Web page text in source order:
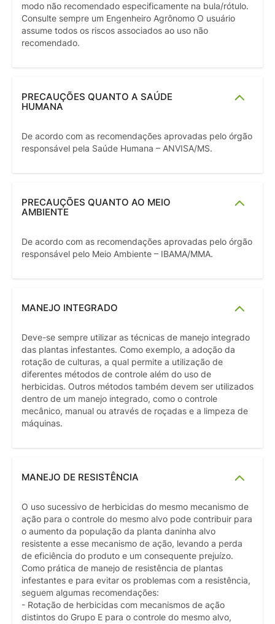
modo não recomendado especificamente na bula/rótulo.
Consulte sempre um Engenheiro Agrônomo O usuário
assume todos os riscos associados ao uso não
recomendado.
PRECAUÇÕES QUANTO A SAÚDE
HUMANA
De acordo com as recomendações aprovadas pelo órgão
responsável pela Saúde Humana – ANVISA/MS.
PRECAUÇÕES QUANTO AO MEIO
AMBIENTE
De acordo com as recomendações aprovadas pelo órgão
responsável pelo Meio Ambiente – IBAMA/MMA.
MANEJO INTEGRADO
Deve-se sempre utilizar as técnicas de manejo integrado
das plantas infestantes. Como exemplo, a adoção da
rotação de culturas, a qual permite a utilização de
diferentes métodos de controle além do uso de
herbicidas. Outros métodos também devem ser utilizados
dentro de um manejo integrado, como o controle
mecânico, manual ou através de roçadas e a limpeza de
máquinas.
MANEJO DE RESISTÊNCIA
O uso sucessivo de herbicidas do mesmo mecanismo de
ação para o controle do mesmo alvo pode contribuir para
o aumento da população da planta daninha alvo
resistente a esse mecanismo de ação, levando a perda
de eficiência do produto e um consequente prejuízo.
Como prática de manejo de resistência de plantas
infestantes e para evitar os problemas com a resistência,
seguem algumas recomendações:
- Rotação de herbicidas com mecanismos de ação
distintos do Grupo E para o controle do mesmo alvo,